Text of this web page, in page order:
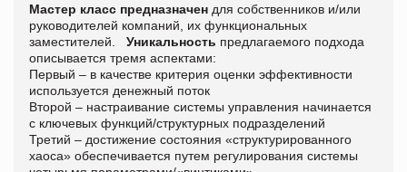
Мастер класс предназначен для собственников и/или
руководителей компаний, их функциональных
заместителей.
Уникальность предлагаемого подхода
описывается тремя аспектами:
Первый – в качестве критерия оценки эффективности
используется денежный поток
Второй – настраивание системы управления начинается
с ключевых функций/структурных подразделений
Третий – достижение состояния «структурированного
хаоса» обеспечивается путем регулирования системы